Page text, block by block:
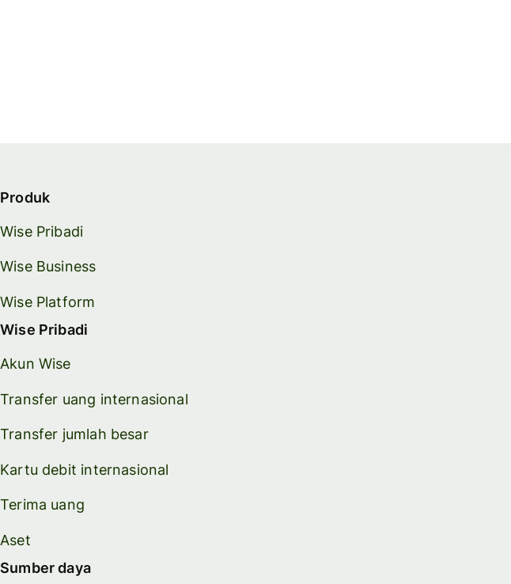
Produk
Wise Pribadi
Wise Business
Wise Platform
Wise Pribadi
Akun Wise
Transfer uang internasional
Transfer jumlah besar
Kartu debit internasional
Terima uang
Aset
Sumber daya